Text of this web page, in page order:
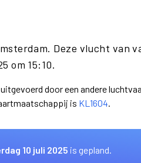
Deze vlucht van
om 15:10.
door een andere
is KL1604.
10 juli 2025 is gepland.